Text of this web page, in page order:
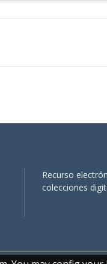
Recurso
colecciones